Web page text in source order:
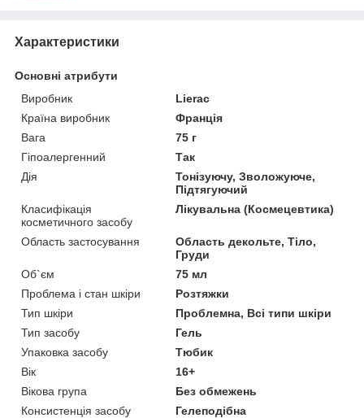
Характеристики
Основні атрибути
Виробник
Lierac
Країна виробник
Франція
Вага
75 г
Гіпоалергенний
Так
Дія
Тонізуючу, Зволожуюче,
Підтягуючий
Класифікація
косметичного засобу
Лікувальна (Космецевтика)
Область застосування
Область декольте, Тіло,
Груди
Об`єм
75 мл
Проблема і стан шкіри
Розтяжки
Тип шкіри
Проблемна, Всі типи шкіри
Тип засобу
Гель
Упаковка засобу
Тюбик
Вік
16+
Вікова група
Без обмежень
Консистенція засобу
Гелеподібна